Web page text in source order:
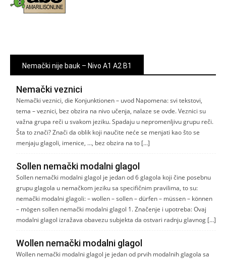
Nemački nije bauk – Nivo A1 A2 B1
Nemački veznici
Nemački veznici, die Konjunktionen – uvod Napomena: svi tekstovi,
tema – veznici, bez obzira na nivo učenja, nalaze se ovde. Veznici su
važna grupa reči u svakom jeziku. Spadaju u nepromenljivu grupu reči.
Šta to znači? Znači da oblik koji naučite neće se menjati kao što se
menjaju glagoli, imenice, …, bez obzira na to […]
Sollen nemački modalni glagol
Sollen nemački modalni glagol je jedan od 6 glagola koji čine posebnu
grupu glagola u nemačkom jeziku sa specifičnim pravilima, to su:
nemački modalni glagoli: – wollen – sollen – dürfen – müssen – können
– mögen sollen nemački modalni glagol 1. Značenje i upotreba: Ovaj
modalni glagol izražava obavezu subjekta da ostvari radnju glavnog […]
Wollen nemački modalni glagol
Wollen nemački modalni glagol je jedan od prvih modalnih glagola sa